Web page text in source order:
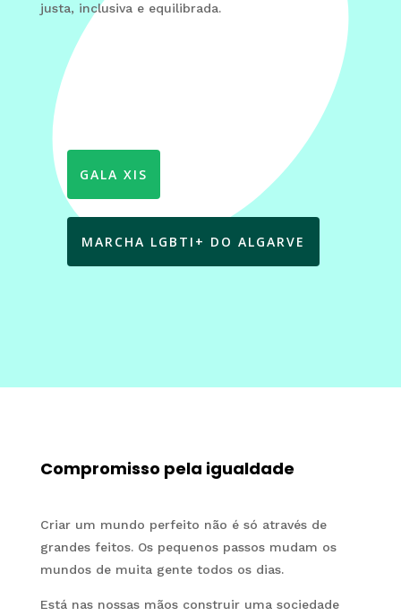
justa, inclusiva e equilibrada.
GALA XIS
MARCHA LGBTI+ DO ALGARVE
Compromisso pela igualdade
Criar um mundo perfeito não é só através de
grandes feitos. Os pequenos passos mudam os
mundos de muita gente todos os dias.
Está nas nossas mãos construir uma sociedade